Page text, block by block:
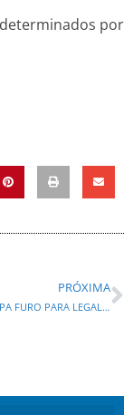
por
PRÓXIMA
OPERAÇÃO TAPA FURO PARA LEGALIZAAR BINGOS, CASSINOS E CAÇA NÍQUEIS EM ANDAMENTO